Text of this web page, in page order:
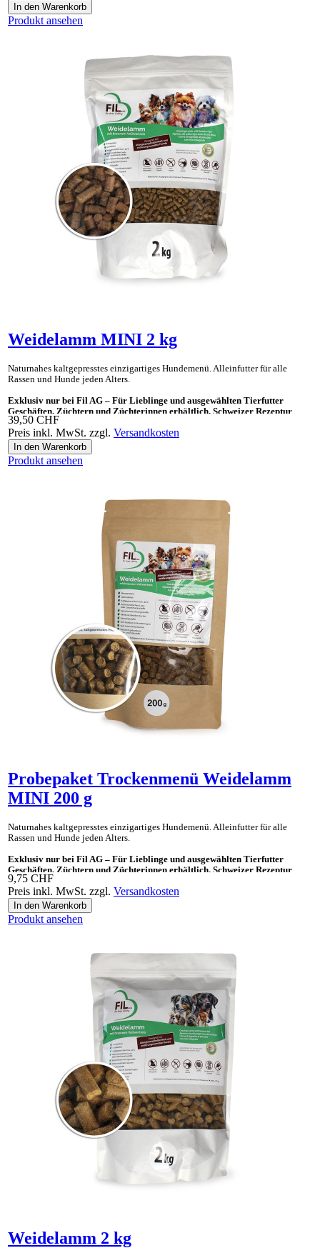
Produkt ansehen
Weidelamm MINI 2 kg
Naturnahes kaltgepresstes einzig­artiges Hunde­menü. Allein­futter für alle
Rassen und Hunde jeden Alters.
Exklusiv nur bei Fil AG – Für Lieblinge und ausgewählten Tierfutter
Geschäften, Züchtern und Züchterinnen erhältlich. Schweizer Rezeptur
Ideal auch als «Gesundes Leckerli» und Ergänzungsnahrung für BARF.
39,50 CHF
Preis inkl. MwSt. zzgl. Versandkosten
Produkt ansehen
Probepaket Trockenmenü Weidelamm
MINI 200 g
Naturnahes kaltgepresstes einzig­artiges Hunde­menü. Allein­futter für alle
Rassen und Hunde jeden Alters.
Exklusiv nur bei Fil AG – Für Lieblinge und ausgewählten Tierfutter
Geschäften, Züchtern und Züchterinnen erhältlich. Schweizer Rezeptur
Ideal auch als «Gesundes Leckerli» und Ergänzungsnahrung für BARF.
9,75 CHF
Preis inkl. MwSt. zzgl. Versandkosten
Produkt ansehen
Weidelamm 2 kg